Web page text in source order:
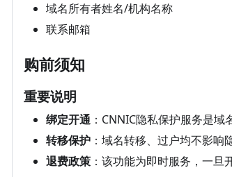
域名所有者姓名/机构名称
联系邮箱
购前须知
重要说明
绑定开通 ：CNNIC隐私保护服务是
转移保护 ：域名转移、过户均不影响
退费政策 ：该功能为即时服务，一旦